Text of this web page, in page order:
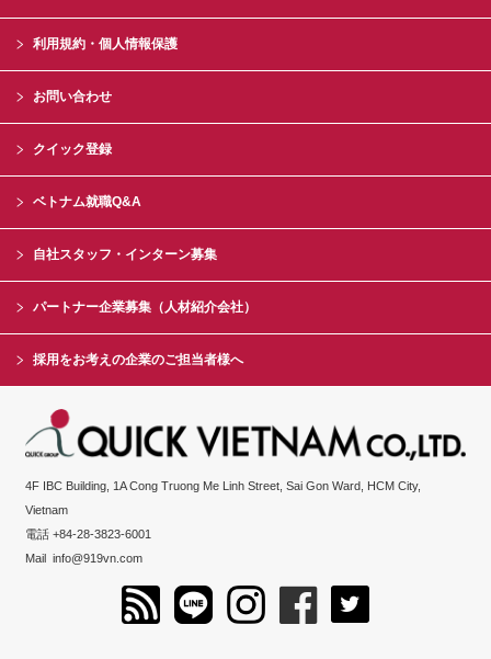
利用規約・個人情報保護
お問い合わせ
クイック登録
ベトナム就職Q&A
自社スタッフ・インターン募集
パートナー企業募集（人材紹介会社）
採用をお考えの企業のご担当者様へ
4F IBC Building, 1A Cong Truong Me Linh Street, Sai Gon Ward, HCM City,
Vietnam
電話 +84-28-3823-6001
Mailinfo@919vn.com